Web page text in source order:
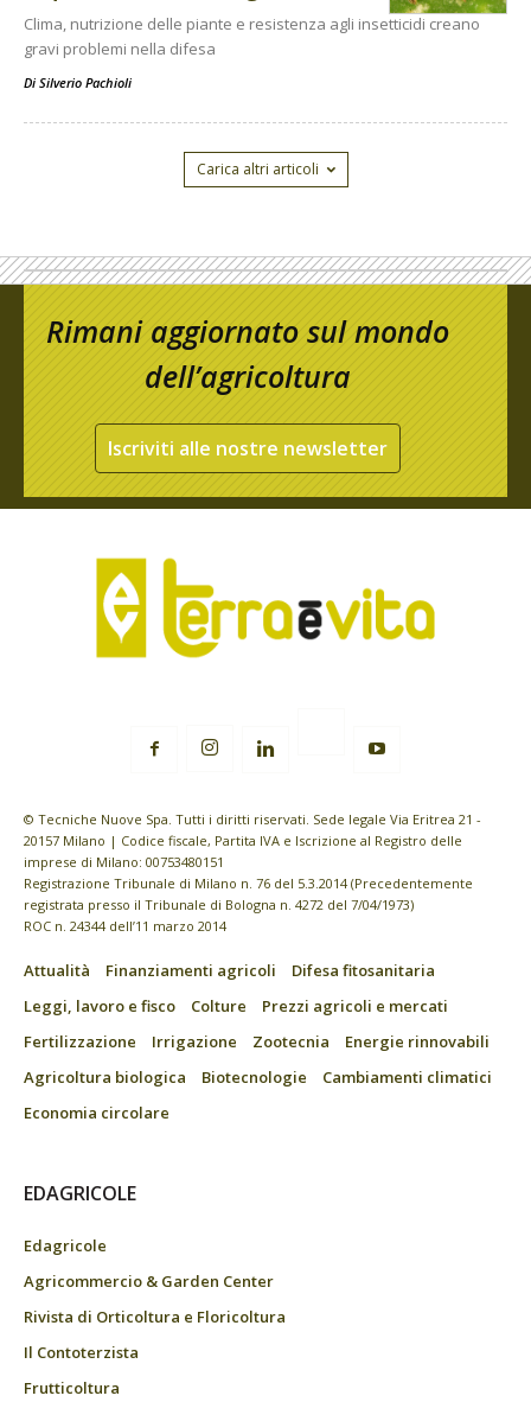
Clima, nutrizione delle piante e resistenza agli insetticidi creano
gravi problemi nella difesa
Di Silverio Pachioli
Carica altri articoli
Rimani aggiornato sul mondo
dell’agricoltura
Iscriviti alle nostre newsletter
© Tecniche Nuove Spa. Tutti i diritti riservati. Sede legale Via Eritrea 21 -
20157 Milano | Codice fiscale, Partita IVA e Iscrizione al Registro delle
imprese di Milano: 00753480151
Registrazione Tribunale di Milano n. 76 del 5.3.2014 (Precedentemente
registrata presso il Tribunale di Bologna n. 4272 del 7/04/1973)
ROC n. 24344 dell’11 marzo 2014
Attualità Finanziamenti agricoli
Difesa fitosanitaria
Leggi, lavoro e fisco
Colture
Prezzi agricoli e mercati
Fertilizzazione
Irrigazione Zootecnia
Energie rinnovabili
Agricoltura biologica
Biotecnologie
Cambiamenti climatici
Economia circolare
EDAGRICOLE
Edagricole
Agricommercio & Garden Center
Rivista di Orticoltura e Floricoltura
Il Contoterzista
Frutticoltura